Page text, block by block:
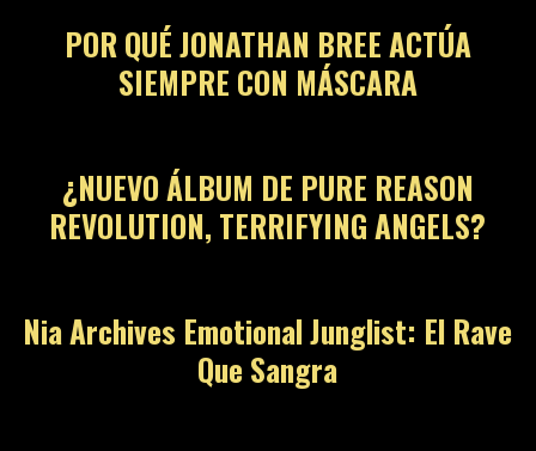
POR QUÉ JONATHAN BREE ACTÚA
SIEMPRE CON MÁSCARA
¿NUEVO ÁLBUM DE PURE REASON
REVOLUTION, TERRIFYING ANGELS?
Nia Archives Emotional Junglist: El Rave
Que Sangra